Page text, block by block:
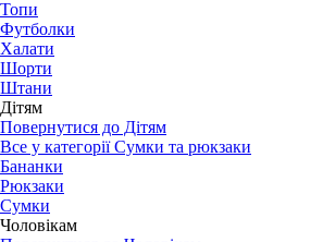
Топи
Футболки
Халати
Шорти
Штани
Дітям
Повернутися до Дітям
Все у категорії Сумки та рюкзаки
Бананки
Рюкзаки
Сумки
Чоловікам